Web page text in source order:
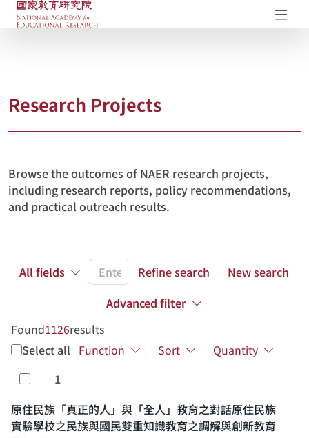
NAER Research Repository
Research Projects
Browse the outcomes of NAER research projects,
including research reports, policy recommendations,
and practical outreach results.
All fields Refine search
New search
Advanced filter
Found1126results
Select all Function Sort
Quantity
Select
1
原住民族「真正的人」與「全人」教育之對話原住民族
實驗學校之民族與國民雙重知識教育之調解與創新教育